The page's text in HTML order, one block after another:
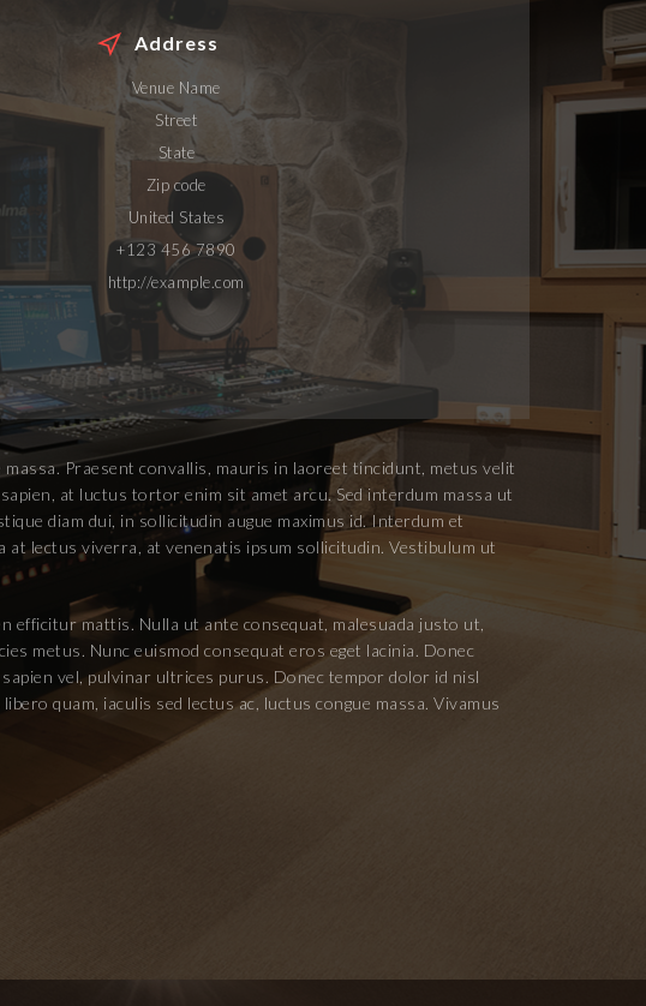
Address
Venue Name
Street
State
Zip code
United States
+123 456 7890
http://example.com
Praesent convallis, mauris in laoreet tincidunt, metus velit
at luctus tortor enim sit amet arcu. Sed interdum massa ut
diam dui, in sollicitudin augue maximus id. Interdum et
at lectus viverra, at venenatis ipsum sollicitudin. Vestibulum ut
efficitur mattis. Nulla ut ante consequat, malesuada justo ut,
metus. Nunc euismod consequat eros eget lacinia. Donec
vel, pulvinar ultrices purus. Donec tempor dolor id nisl
quam, iaculis sed lectus ac, luctus congue massa. Vivamus